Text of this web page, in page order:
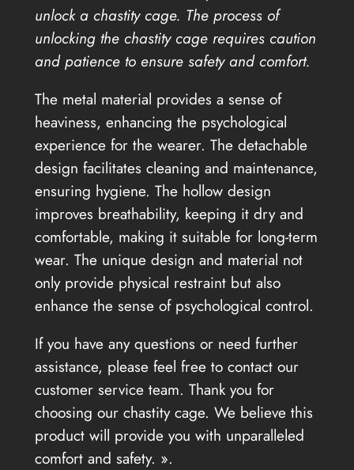
unlock a chastity cage. The process of
unlocking the chastity cage requires caution
and patience to ensure safety and comfort.
The metal material provides a sense of
heaviness, enhancing the psychological
experience for the wearer. The detachable
design facilitates cleaning and maintenance,
ensuring hygiene. The hollow design
improves breathability, keeping it dry and
comfortable, making it suitable for long-term
wear. The unique design and material not
only provide physical restraint but also
enhance the sense of psychological control.
If you have any questions or need further
assistance, please feel free to contact our
customer service team. Thank you for
choosing our chastity cage. We believe this
product will provide you with unparalleled
comfort and safety. ».